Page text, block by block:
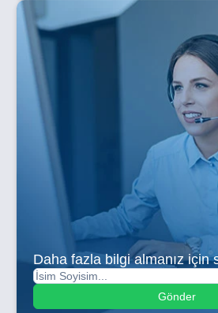
Daha fazla bilgi almanız için
Gönder